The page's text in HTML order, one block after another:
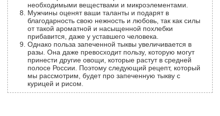
необходимыми веществами и микроэлементами.
Мужчины оценят ваши таланты и подарят в
благодарность свою нежность и любовь, так как силы
от такой ароматной и насыщенной похлебки
прибавится, даже у уставшего человека.
Однако польза запеченной тыквы увеличивается в
разы. Она даже превосходит пользу, которую могут
принести другие овощи, которые растут в средней
полосе России. Поэтому следующий рецепт, который
мы рассмотрим, будет про запеченную тыкву с
курицей и рисом.